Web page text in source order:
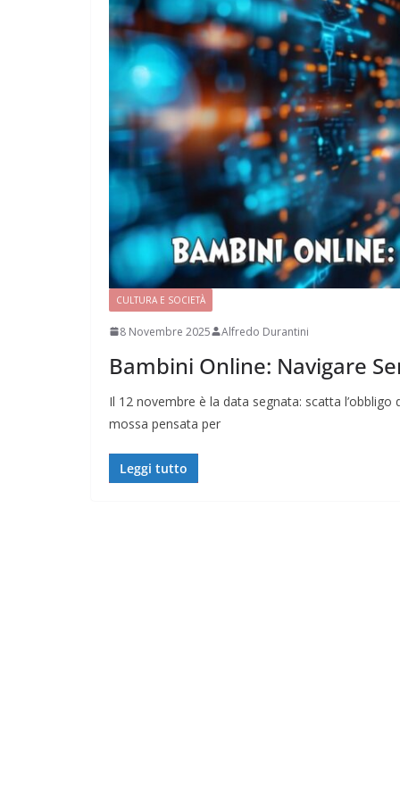
CULTURA E SOCIETÀ
8 Novembre 2025 Alfredo Durantini
Bambini Online: Navigare
Il 12 novembre è la data segnata: scatta
mossa pensata per
Leggi tutto